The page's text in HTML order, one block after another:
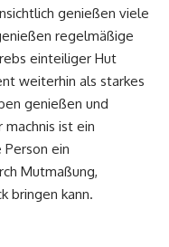
genießen viele
regelmäßige
einteiliger Hut
weiterhin als starkes
genießen und
ist ein
ein
Mutmaßung,
bringen kann.